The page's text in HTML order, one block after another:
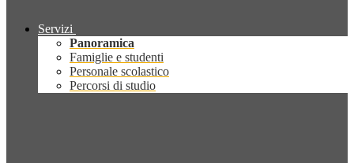
Servizi
Panoramica
Famiglie e studenti
Personale scolastico
Percorsi di studio